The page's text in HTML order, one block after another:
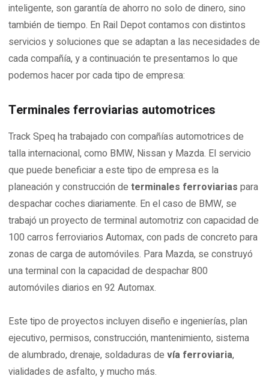
inteligente, son garantía de ahorro no solo de dinero, sino
también de tiempo. En Rail Depot contamos con distintos
servicios y soluciones que se adaptan a las necesidades de
cada compañía, y a continuación te presentamos lo que
podemos hacer por cada tipo de empresa:
Terminales ferroviarias automotrices
Track Speq ha trabajado con compañías automotrices de
talla internacional, como BMW, Nissan y Mazda. El servicio
que puede beneficiar a este tipo de empresa es la
planeación y construcción de terminales ferroviarias para
despachar coches diariamente. En el caso de BMW, se
trabajó un proyecto de terminal automotriz con capacidad de
100 carros ferroviarios Automax, con pads de concreto para
zonas de carga de automóviles. Para Mazda, se construyó
una terminal con la capacidad de despachar 800
automóviles diarios en 92 Automax.
Este tipo de proyectos incluyen diseño e ingenierías, plan
ejecutivo, permisos, construcción, mantenimiento, sistema
de alumbrado, drenaje, soldaduras de vía ferroviaria,
vialidades de asfalto, y mucho más.